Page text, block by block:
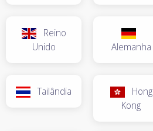
Reino
Unido
Alemanha
Tailândia
Hong
Kong